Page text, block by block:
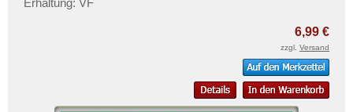
Erhaltung: VF
6,99 €
zzgl. Versand